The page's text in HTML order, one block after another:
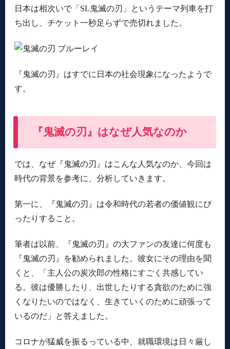
日本は相次いで「SL鬼滅の刃」というテーマ列車を打
ち出し、チケット一秒足らずで売切れました。
『鬼滅の刃』はすでに日本の社会現象になったようで
す。
『鬼滅の刃』はなぜ人気なのか
では、なぜ『鬼滅の刃』はこんな人気なのか、今回は
時代の背景を参考に、分析していきます。
第一に、『鬼滅の刃』は令和時代の若者の価値観にぴ
ったりすること。
筆者は以前、『鬼滅の刃』の大ファンの友達に何度も
『鬼滅の刃』を勧められました。彼女にその理由を聞
くと、「主人公の炭次郎の性格にすごく共感してい
る。彼は優勝したり、出世したりする貪欲のために強
くなりたいのではなく、生きていくのために頑張って
いるのだ」と答えました。
コロナが猛威を振るっている中、就職環境は日々厳し